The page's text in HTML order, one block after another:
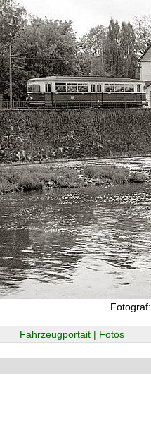
Fotograf:
Fahrzeugportait | Fotos